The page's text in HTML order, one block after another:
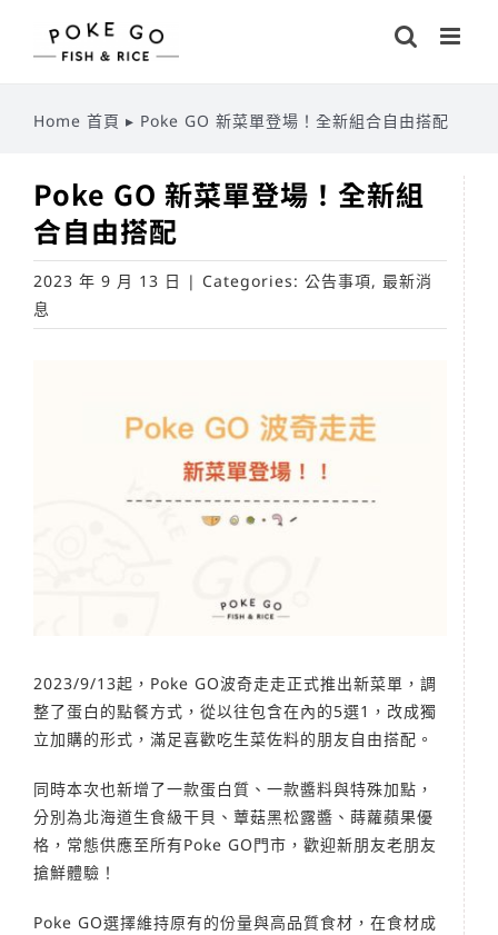
Home 首頁 ▸ Poke GO 新菜單登場！全新組合自由搭配
Poke GO 新菜單登場！全新組
合自由搭配
2023 年 9 月 13 日 | Categories: 公告事項, 最新消
息
2023/9/13起，Poke GO波奇走走正式推出新菜單，調
整了蛋白的點餐方式，從以往包含在內的5選1，改成獨
立加購的形式，滿足喜歡吃生菜佐料的朋友自由搭配。
同時本次也新增了一款蛋白質、一款醬料與特殊加點，
分別為北海道生食級干貝、蕈菇黑松露醬、蒔蘿蘋果優
格，常態供應至所有Poke GO門市，歡迎新朋友老朋友
搶鮮體驗！
Poke GO選擇維持原有的份量與高品質食材，在食材成